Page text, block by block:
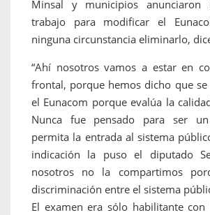
Minsal y municipios anunciaron
trabajo para modificar el
ninguna circunstancia eliminarlo,
“Ahí nosotros vamos a estar en
frontal, porque hemos dicho que
el Eunacom porque evalúa la
Nunca fue pensado para ser
permita la entrada al sistema
indicación la puso el diputado
nosotros no la compartimos
discriminación entre el sistema
El examen era sólo habilitante